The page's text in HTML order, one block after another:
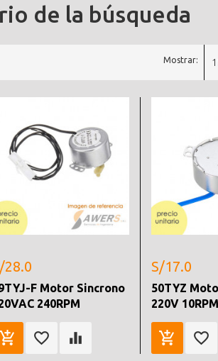
de la búsqueda
Mostrar:
28.0
F Motor Sincrono
240RPM
S/17.0
50TYZ
220V 10RPM